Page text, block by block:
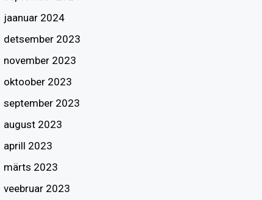
jaanuar 2024
detsember 2023
november 2023
oktoober 2023
september 2023
august 2023
aprill 2023
märts 2023
veebruar 2023